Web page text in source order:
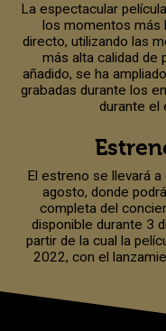
La espectacular
los momentos más
directo, utilizando las
más alta calidad de
añadido, se ha
grabadas durante los
durante el
El estreno se llevará
agosto, donde
completa del
disponible durante 3
partir de la cual la
2022, con el